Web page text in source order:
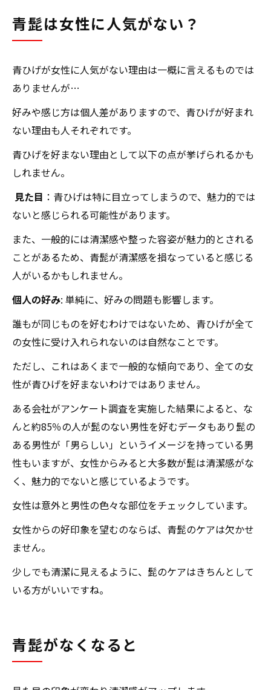
青髭は女性に人気がない？
青ひげが女性に人気がない理由は一概に言えるものでは
ありませんが…
好みや感じ方は個人差がありますので、青ひげが好まれ
ない理由も人それぞれです。
青ひげを好まない理由として以下の点が挙げられるかも
しれません。
見た目 ：青ひげは特に目立ってしまうので、魅力的では
ないと感じられる可能性があります。
また、一般的には清潔感や整った容姿が魅力的とされる
ことがあるため、青髭が清潔感を損なっていると感じる
人がいるかもしれません。
個人の好み: 単純に、好みの問題も影響します。
誰もが同じものを好むわけではないため、青ひげが全て
の女性に受け入れられないのは自然なことです。
ただし、これはあくまで一般的な傾向であり、全ての女
性が青ひげを好まないわけではありません。
ある会社がアンケート調査を実施した結果によると、な
んと約85％の人が髭のない男性を好むデータもあり髭の
ある男性が「男らしい」というイメージを持っている男
性もいますが、女性からみると大多数が髭は清潔感がな
く、魅力的でないと感じているようです。
女性は意外と男性の色々な部位をチェックしています。
女性からの好印象を望むのならば、青髭のケアは欠かせ
ません。
少しでも清潔に見えるように、髭のケアはきちんとして
いる方がいいですね。
青髭がなくなると